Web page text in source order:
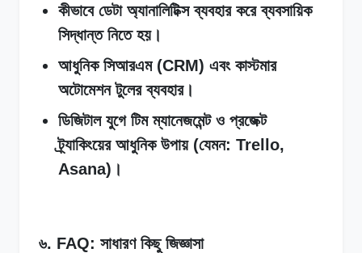
কীভাবে ডেটা অ্যানালিটিক্স ব্যবহার করে ব্যবসায়িক
সিদ্ধান্ত নিতে হয়।
আধুনিক সিআরএম (CRM) এবং কাস্টমার
অটোমেশন টুলের ব্যবহার।
ডিজিটাল যুগে টিম ম্যানেজমেন্ট ও প্রজেক্ট
ট্র্যাকিংয়ের আধুনিক উপায় (যেমন: Trello,
Asana)।
৬. FAQ: সাধারণ কিছু জিজ্ঞাসা